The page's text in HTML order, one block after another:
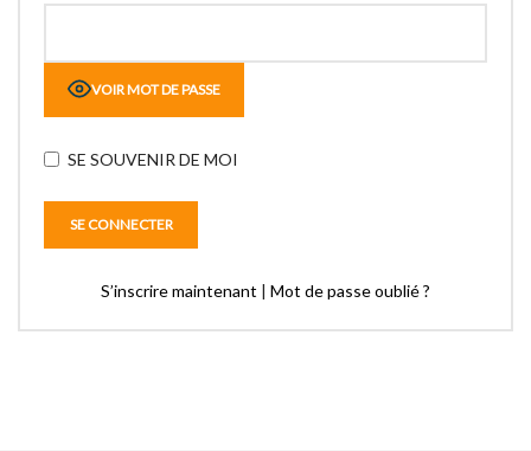
VOIR MOT DE PASSE
SE SOUVENIR DE MOI
S’inscrire maintenant | Mot de passe oublié ?